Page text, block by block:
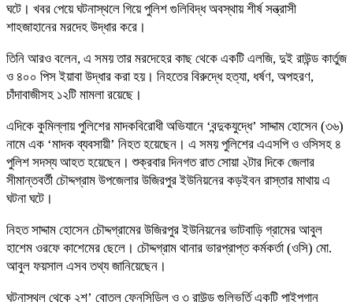
ঘটে। খবর পেয়ে ঘটনাস্থলে গিয়ে পুলিশ গুলিবিদ্ধ অবস্থায় শীর্ষ সন্ত্রাসী
শাহজাহানের মরদেহ উদ্ধার করে।
তিনি আরও বলেন, এ সময় তার মরদেহের কাছ থেকে একটি এলজি, দুই রাউন্ড কার্তুজ
ও ৪০০ পিস ইয়াবা উদ্ধার করা হয়। নিহতের বিরুদ্ধে হত্যা, ধর্ষণ, অপহরণ,
চাঁদাবাজীসহ ১২টি মামলা রয়েছে।
এদিকে কুমিল্লায় পুলিশের মাদকবিরোধী অভিযানে ‘বন্দুকযুদ্ধে’ সাদ্দাম হোসেন (৩৬)
নামে এক ‘মাদক ব্যবসায়ী’ নিহত হয়েছেন। এ সময় পুলিশের এএসপি ও ওসিসহ ৪
পুলিশ সদস্য আহত হয়েছেন। শুক্রবার দিনগত রাত সোয়া ২টার দিকে জেলার
সীমান্তবর্তী চৌদ্দগ্রাম উপজেলার উজিরপুর ইউনিয়নের কড়ইবন রাস্তার মাথায় এ
ঘটনা ঘটে।
নিহত সাদ্দাম হোসেন চৌদ্দগ্রামের উজিরপুর ইউনিয়নের ভাটবাড়ি গ্রামের আবুল
হাশেম ওরফে কাশেমের ছেলে। চৌদ্দগ্রাম থানার ভারপ্রাপ্ত কর্মকর্তা (ওসি) মো.
আবুল ফয়সাল এসব তথ্য জানিয়েছেন।
ঘটনাস্থল থেকে ২শ’ বোতল ফেনসিডিল ও ৩ রাউন্ড গুলিভর্তি একটি পাইপগান